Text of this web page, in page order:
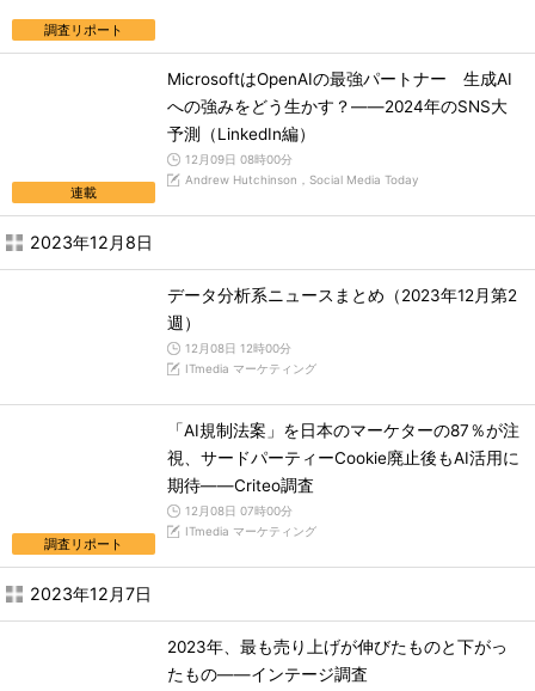
調査リポート
連載
MicrosoftはOpenAIの最強パートナー 生成AI
への強みをどう生かす？――2024年のSNS大
予測（LinkedIn編）
12月09日 08時00分
Andrew Hutchinson，Social Media Today
2023年12月8日
データ分析系ニュースまとめ（2023年12月第2
週）
12月08日 12時00分
ITmedia マーケティング
調査リポート
「AI規制法案」を日本のマーケターの87％が注
視、サードパーティーCookie廃止後もAI活用に
期待――Criteo調査
12月08日 07時00分
ITmedia マーケティング
2023年12月7日
2023年、最も売り上げが伸びたものと下がっ
たもの――インテージ調査